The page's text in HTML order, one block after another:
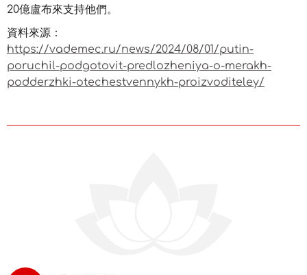
20億盧布來支持他們。
資料來源：
https://vademec.ru/news/2024/08/01/putin-
poruchil-podgotovit-predlozheniya-o-merakh-
podderzhki-otechestvennykh-proizvoditeley/